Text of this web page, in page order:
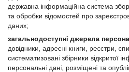
державна інформаційна система
та обробки відомостей про
даних;
загальнодоступні джерела
довідники, адресні книги, реєстри,
систематизовані збірники відкритої
персональні дані, розміщені та